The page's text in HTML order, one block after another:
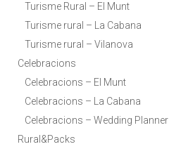
Turisme Rural – El Munt
Turisme rural – La Cabana
Turisme rural – Vilanova
Celebracions
Celebracions – El Munt
Celebracions – La Cabana
Celebracions – Wedding Planner
Rural&Packs